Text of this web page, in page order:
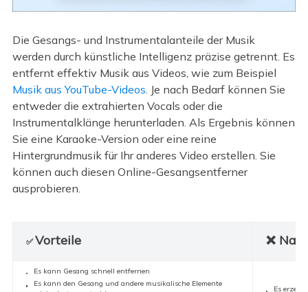
Die Gesangs- und Instrumentalanteile der Musik
werden durch künstliche Intelligenz präzise getrennt. Es
entfernt effektiv Musik aus Videos, wie zum Beispiel
Musik aus YouTube-Videos . Je nach Bedarf können Sie
entweder die extrahierten Vocals oder die
Instrumentalklänge herunterladen. Als Ergebnis können
Sie eine Karaoke-Version oder eine reine
Hintergrundmusik für Ihr anderes Video erstellen. Sie
können auch diesen Online-Gesangsentferner
ausprobieren.
✅Vorteile ❌
Es kann Gesang schnell entfernen
Es kann den Gesang und andere musikalische Elemente
Es